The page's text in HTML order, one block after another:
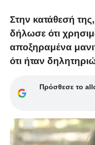
Στην κατάθεσή
δήλωσε ότι
αποξηραμένα
ότι ήταν
Πρόσθεσε το